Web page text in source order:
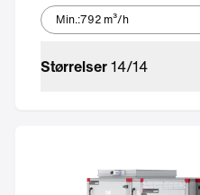
Min.:792 m³/h
Størrelser14/14